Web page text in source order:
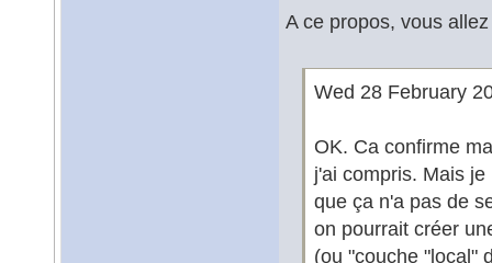
A ce propos, vous
Wed 28 February
OK. Ca confirme
j'ai compris. Mais
que ça n'a pas de
on pourrait créer
(ou "couche "local"